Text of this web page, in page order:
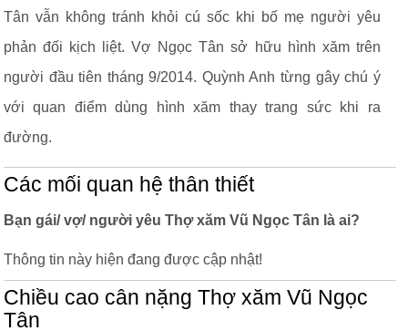
Tân vẫn không tránh khỏi cú sốc khi bố mẹ người yêu
phản đối kịch liệt. Vợ Ngọc Tân sở hữu hình xăm trên
người đầu tiên tháng 9/2014. Quỳnh Anh từng gây chú ý
với quan điểm dùng hình xăm thay trang sức khi ra
đường.
Các mối quan hệ thân thiết
Bạn gái/ vợ/ người yêu Thợ xăm Vũ Ngọc Tân là ai?
Thông tin này hiện đang được cập nhật!
Chiều cao cân nặng Thợ xăm Vũ Ngọc
Tân